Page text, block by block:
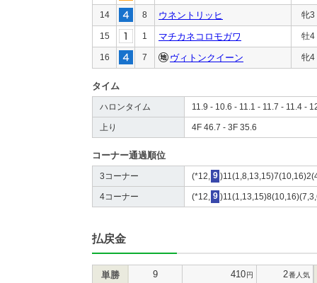
14 8 ウネントリッヒ 牝3
15 1 マチカネコロモガワ 牡4
16 7 ヴィトンクイーン 牝4
タイム
ハロンタイム 11.9 - 10.6 - 11.1 - 11.7 - 11.4 -
上り 4F 46.7 - 3F 35.6
コーナー通過順位
3コーナー (*12, 9
4コーナー (*12, 9
払戻金
単勝 9 410円 2番人気